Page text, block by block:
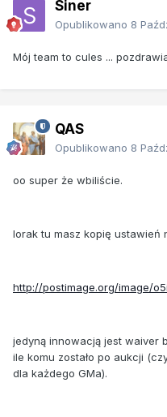
Siner
Opublikowano 8
Mój team to cules ...
QAS
Opublikowano 8
oo super że wbiliście.
lorak tu masz kopię ustawień
http://postimage.org/image/
jedyną innowacją jest waiver
ile komu zostało po aukcji
dla każdego GMa).